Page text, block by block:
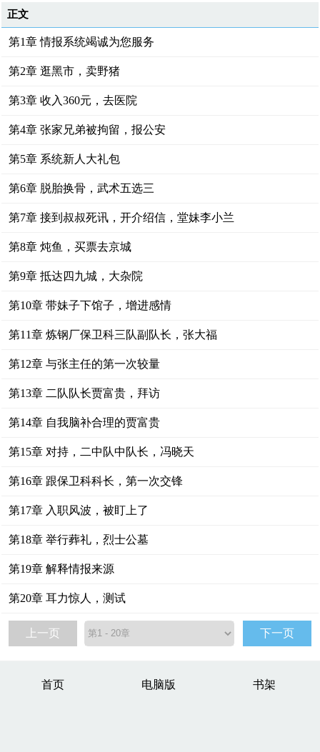
正文
第1章 情报系统竭诚为您服务
第2章 逛黑市，卖野猪
第3章 收入360元，去医院
第4章 张家兄弟被拘留，报公安
第5章 系统新人大礼包
第6章 脱胎换骨，武术五选三
第7章 接到叔叔死讯，开介绍信，堂妹李小兰
第8章 炖鱼，买票去京城
第9章 抵达四九城，大杂院
第10章 带妹子下馆子，增进感情
第11章 炼钢厂保卫科三队副队长，张大福
第12章 与张主任的第一次较量
第13章 二队队长贾富贵，拜访
第14章 自我脑补合理的贾富贵
第15章 对持，二中队中队长，冯晓天
第16章 跟保卫科科长，第一次交锋
第17章 入职风波，被盯上了
第18章 举行葬礼，烈士公墓
第19章 解释情报来源
第20章 耳力惊人，测试
上一页 下一页
首页 电脑版 书架